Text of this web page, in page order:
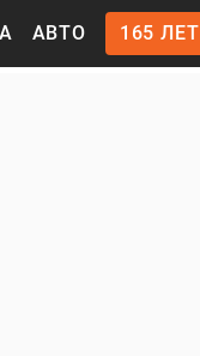
АВТО 165 ЛЕТ